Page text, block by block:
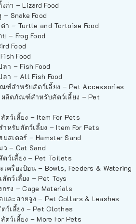
ก่า – Lizard Food
– Snake Food
ต่า – Turtle and Tortoise Food
– Frog Food
Food
Food
ลา – Fish Food
ลา – All Fish Food
สำหรับสัตว์เลี้ยง – Pet Accessories
ลิตภัณฑ์สำหรับสัตว์เลี้ยง – Pet
ตว์เลี้ยง – Item For Pets
ำหรับสัตว์เลี้ยง – Item For Pets
มสเตอร์ – Hamster Sand
ว – Cat Sand
ตว์เลี้ยง – Pet Toilets
เครื่องป้อน – Bowls, Feeders & Watering
ตว์เลี้ยง – Pet Toys
กรง – Cage Materials
และสายจูง – Pet Collars & Leashes
ตว์เลี้ยง – Pet Clothes
ตว์เลี้ยง – More For Pets